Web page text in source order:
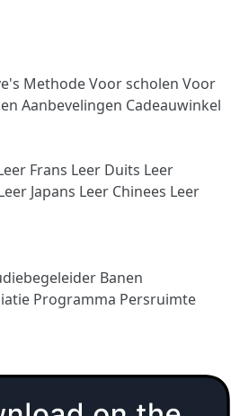
MethodeVoor scholen Voor
Aanbevelingen Cadeauwinkel
Frans Leer Duits Leer
Japans Leer Chinees Leer
Banen
Programma Persruimte